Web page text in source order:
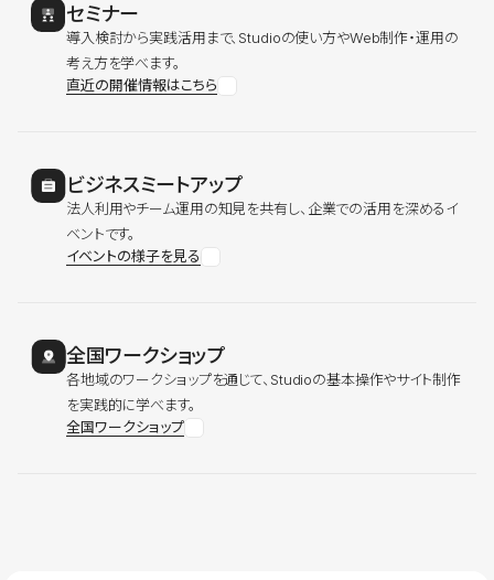
セミナー
導入検討から実践活用まで、Studioの使い方やWeb制作・運用の
考え方を学べます。
直近の開催情報はこちら
ビジネスミートアップ
法人利用やチーム運用の知見を共有し、企業での活用を深めるイ
ベントです。
イベントの様子を見る
全国ワークショップ
各地域のワークショップを通じて、Studioの基本操作やサイト制作
を実践的に学べます。
全国ワークショップ